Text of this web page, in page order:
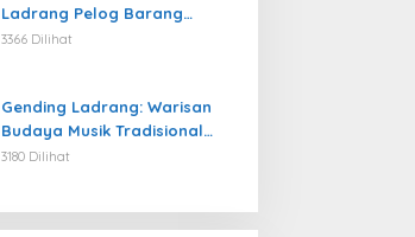
Ladrang Pelog Barang
Terlengkap
3366 Dilihat
Gending Ladrang: Warisan
Budaya Musik Tradisional
Jawa yang Abadi
3180 Dilihat